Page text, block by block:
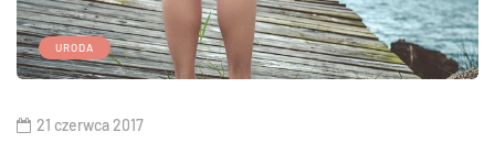
URODA
21 czerwca 2017